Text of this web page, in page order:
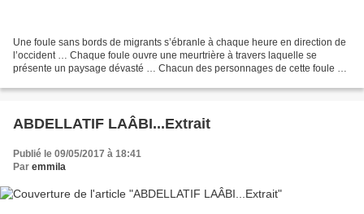
Une foule sans bords de migrants s’ébranle à chaque heure en direction de
l’occident … Chaque foule ouvre une meurtrière à travers laquelle se
présente un paysage dévasté … Chacun des personnages de cette foule a
ABDELLATIF LAÂBI...Extrait
Publié le 09/05/2017 à 18:41
Par emmila